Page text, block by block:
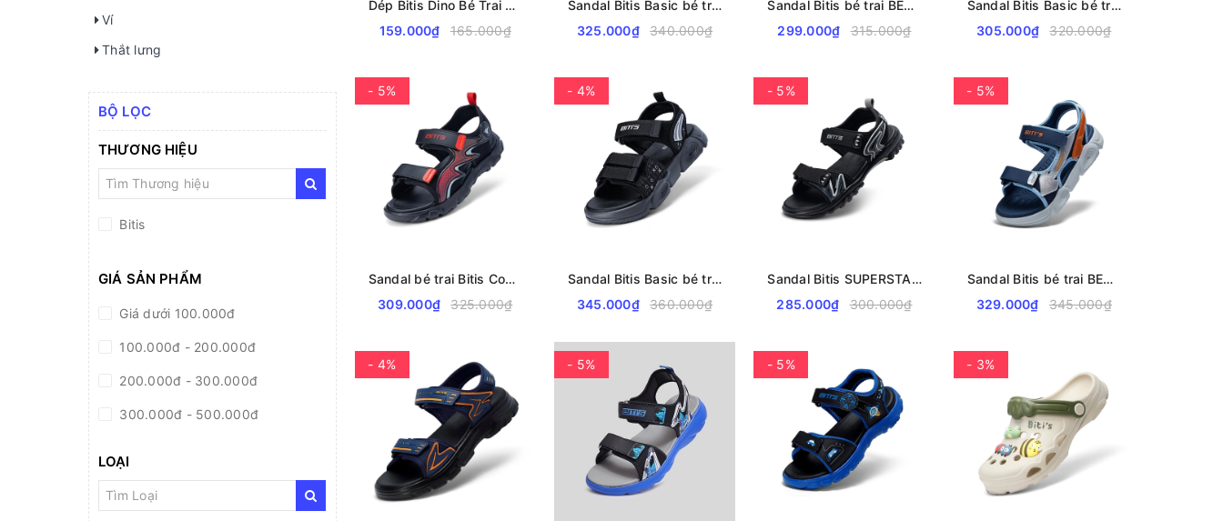
Dép Bitis Dino Bé Trai BEB008700
159.000₫
165.000₫
Sandal Bitis Basic bé trai BEB008000
325.000₫
340.000₫
Sandal Bitis bé trai BEB005900
299.000₫
315.000₫
Sandal Bitis Basic bé trai BEB007700
305.000₫
320.000₫
- 5%
Sandal bé trai Bitis Cool Kids BEB008100
309.000₫
325.000₫
- 4%
Sandal Bitis Basic bé trai BEB008200
345.000₫
360.000₫
- 5%
Sandal Bitis SUPERSTAR Collection bé trai BPB002300
285.000₫
300.000₫
- 5%
Sandal Bitis bé trai BEB006800
329.000₫
345.000₫
- 4% - 5% - 5% - 3%
Ví
Thắt lưng
BỘ LỌC
THƯƠNG HIỆU
Bitis
GIÁ SẢN PHẨM
Giá dưới 100.000đ
100.000đ - 200.000đ
200.000đ - 300.000đ
300.000đ - 500.000đ
Giá trên 1.000.000đ
LOẠI